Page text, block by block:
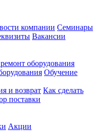
компании Семинары
Вакансии
оборудования
Обучение
и возврат Как сделать
поставки
Акции